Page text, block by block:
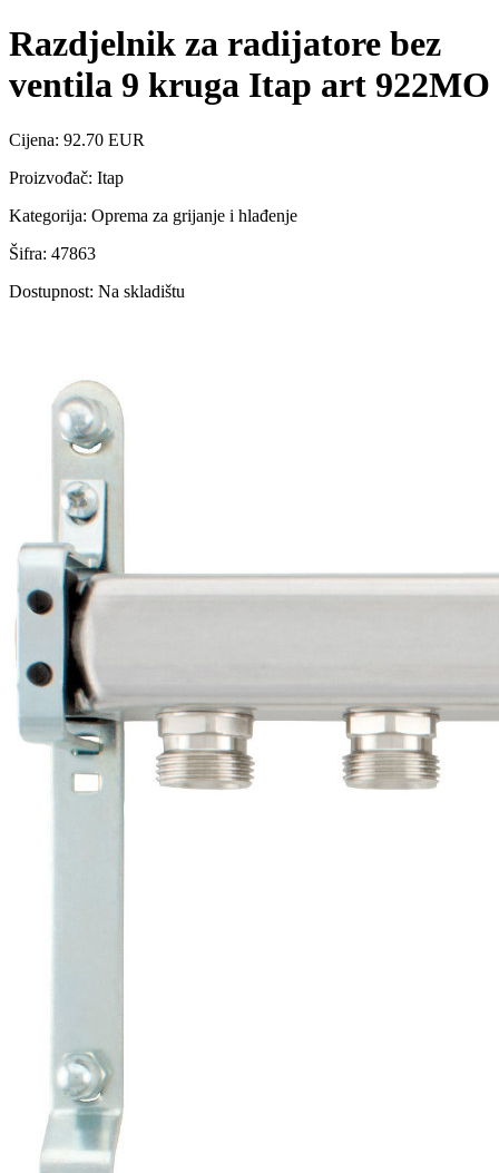
Razdjelnik za radijatore bez
ventila 9 kruga Itap art 922MO
Cijena: 92.70 EUR
Proizvođač: Itap
Kategorija: Oprema za grijanje i hlađenje
Šifra: 47863
Dostupnost: Na skladištu